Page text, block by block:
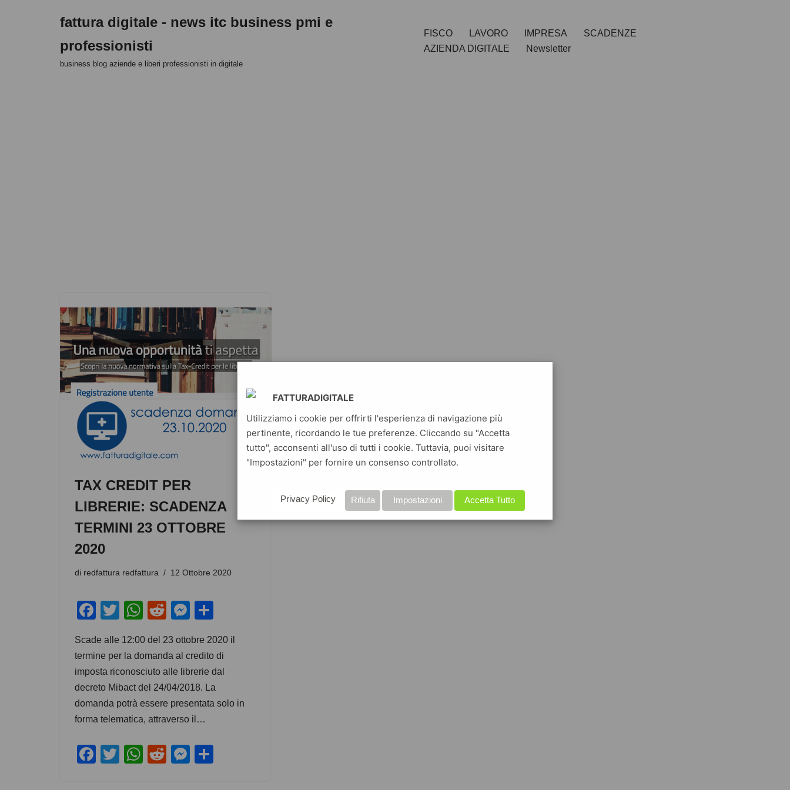
fattura digitale - news itc business pmi e
professionisti
business blog aziende e liberi professionisti in digitale
FISCO LAVORO IMPRESA
SCADENZE
AZIENDA DIGITALE
Newsletter
TAX CREDIT PER
LIBRERIE: SCADENZA
TERMINI 23 OTTOBRE
2020
di redfattura redfattura 12 Ottobre 2020
F
c
e
b
o
o
k
T
tt
er
W
at
s
A
p
p
R
d
di
t
M
ss
e
n
g
er
n
di
vi
di
Scade alle 12:00 del 23 ottobre 2020 il
termine per la domanda al credito di
imposta riconosciuto alle librerie dal
decreto Mibact del 24/04/2018. La
domanda potrà essere presentata solo in
forma telematica, attraverso il…
F
T
W
R
M
FATTURADIGITALE
Utilizziamo i cookie per offrirti l'esperienza di navigazione più
pertinente, ricordando le tue preferenze. Cliccando su "Accetta
tutto", acconsenti all'uso di tutti i cookie. Tuttavia, puoi visitare
"Impostazioni" per fornire un consenso controllato.
Accetta Tutto
Impostazioni
Rifiuta
Privacy Policy